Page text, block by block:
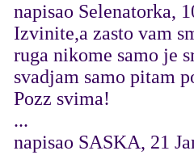
napisao Selenatorka,
Izvinite,a zasto vam
ruga nikome samo je
svadjam samo pitam
Pozz svima!
...
napisao SASKA, 21